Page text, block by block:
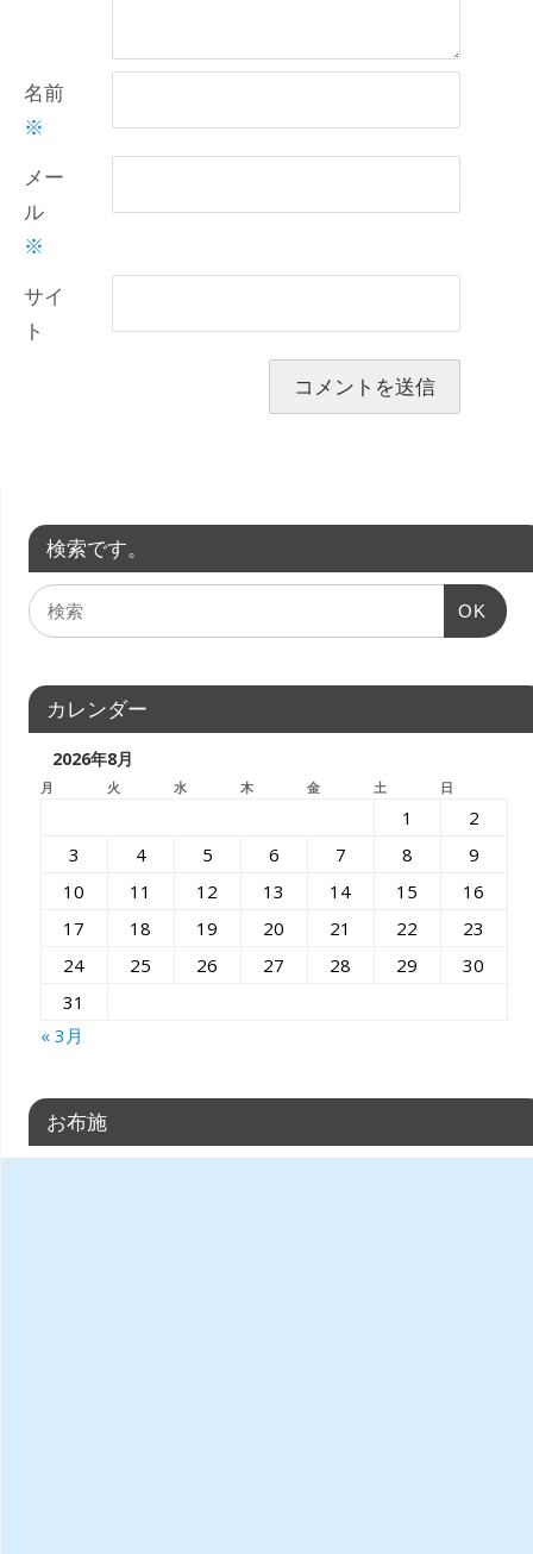
名前
※
メー
ル
※
サイ
ト
検索です。
OK
カレンダー
2026年8月
月 火 水 木 金 土 日
1
2
3
4 5 6 7 8
9
10
11 12 13 14 15
16
17
18 19 20 21 22
23
24
25 26 27 28 29
30
31
« 3月
お布施